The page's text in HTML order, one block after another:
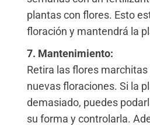
plantas con flores. Esto
floración y mantendrá la
7. Mantenimiento:
Retira las flores
nuevas floraciones. Si la
demasiado, puedes
su forma y controlarla.